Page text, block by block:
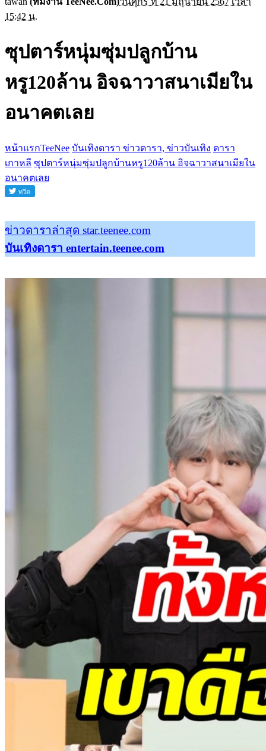
15:42 น.
ซุปตาร์หนุ่มซุ่มปลูกบ้าน
หรู120ล้าน อิจฉาวาสนาเมียใน
อนาคตเลย
หน้าแรกTeeNee บันเทิงดารา ข่าวดารา, ข่าวบันเทิง ดารา
เกาหลี ซุปตาร์หนุ่มซุ่มปลูกบ้านหรู120ล้าน อิจฉาวาสนาเมียใน
อนาคตเลย
ข่าวดาราล่าสุด star.teenee.com
บันเทิงดารา entertain.teenee.com